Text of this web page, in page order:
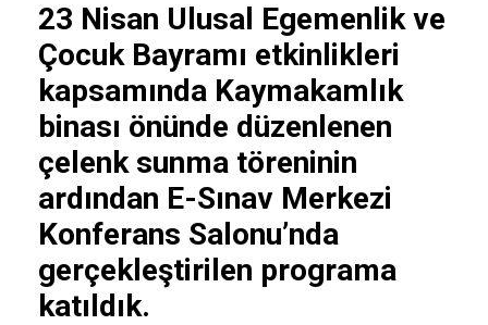
23 Nisan Ulusal Egemenlik ve
Çocuk Bayramı etkinlikleri
kapsamında Kaymakamlık
binası önünde düzenlenen
çelenk sunma töreninin
ardından E-Sınav Merkezi
Konferans Salonu’nda
gerçekleştirilen programa
katıldık.